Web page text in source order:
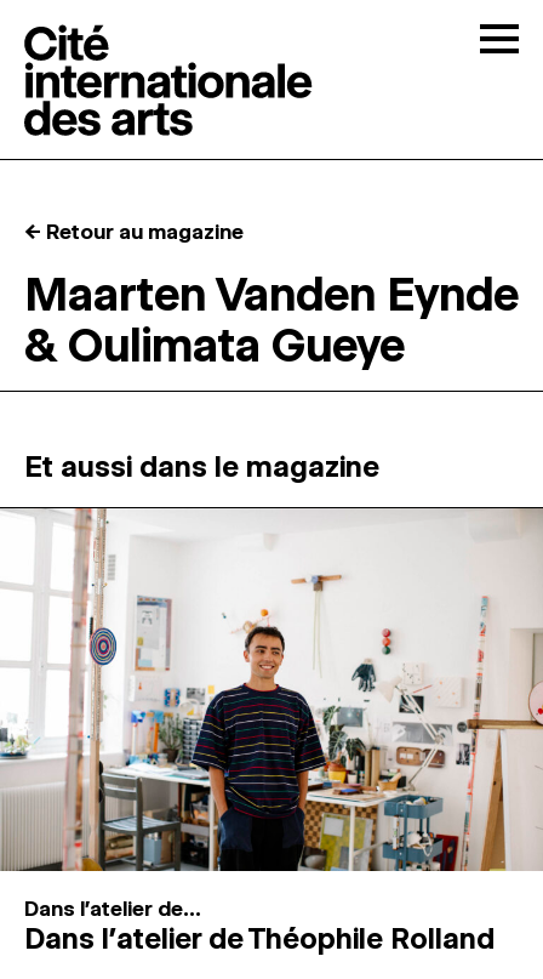
RÉSIDENCES ↓
MAGAZINE
ESPACES DE PRATIQUE ARTISTIQUE
Recherche
Connexion
↓
← Retour au magazine
Maarten Vanden Eynde
& Oulimata Gueye
Et aussi dans le magazine
Dans l'atelier de...
Dans l’atelier de Théophile Rolland